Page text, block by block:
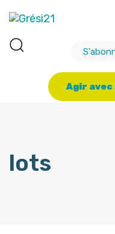
Agir avec
lots